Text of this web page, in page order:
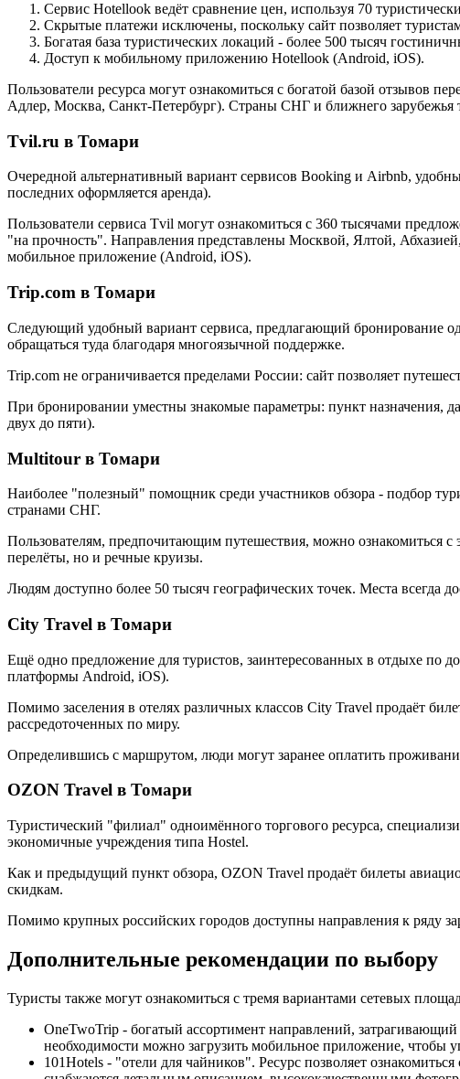
Сервис Hotellook ведёт сравнение цен, используя 70
Скрытые платежи исключены, поскольку сайт позволяет
Богатая база туристических локаций - более 500 тысяч
Доступ к мобильному приложению Hotellook (Android, iOS).
Пользователи ресурса могут ознакомиться с богатой базой отзывов
Адлер, Москва, Санкт-Петербург). Страны СНГ и ближнего зарубежья
Tvil.ru в Томари
Очередной альтернативный вариант сервисов Booking и Airbnb,
последних оформляется аренда).
Пользователи сервиса Tvil могут ознакомиться с 360 тысячами
"на прочность". Направления представлены Москвой, Ялтой,
мобильное приложение (Android, iOS).
Trip.com в Томари
Следующий удобный вариант сервиса, предлагающий бронирование
обращаться туда благодаря многоязычной поддержке.
Trip.com не ограничивается пределами России: сайт позволяет
При бронировании уместны знакомые параметры: пункт назначения,
двух до пяти).
Multitour в Томари
Наиболее "полезный" помощник среди участников обзора - подбор
странами СНГ.
Пользователям, предпочитающим путешествия, можно ознакомиться
перелёты, но и речные круизы.
Людям доступно более 50 тысяч географических точек. Места всегда
City Travel в Томари
Ещё одно предложение для туристов, заинтересованных в отдыхе по
платформы Android, iOS).
Помимо заселения в отелях различных классов City Travel продаёт
рассредоточенных по миру.
Определившись с маршрутом, люди могут заранее оплатить
OZON Travel в Томари
Туристический "филиал" одноимённого торгового ресурса,
экономичные учреждения типа Hostel.
Как и предыдущий пункт обзора, OZON Travel продаёт билеты
скидкам.
Помимо крупных российских городов доступны направления к ряду
Дополнительные рекомендации по выбору
Туристы также могут ознакомиться с тремя вариантами сетевых
OneTwoTrip - богатый ассортимент направлений,
необходимости можно загрузить мобильное приложение, чтобы
101Hotels - "отели для чайников". Ресурс позволяет